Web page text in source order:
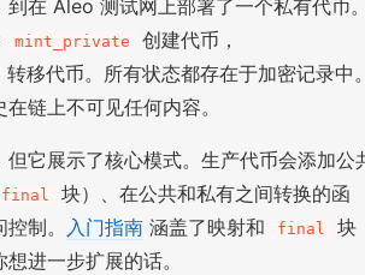
到在 Aleo 测试网上部署了一个私有代币
mint_private 创建代币，
转移代币。所有状态都存在于加密记录中
链上不可见任何内容。
但它展示了核心模式。生产代币会添加公
final
块）、在公共和私有之间转换的函
制。 入门指南 涵盖了映射和 final
块
进一步扩展的话。